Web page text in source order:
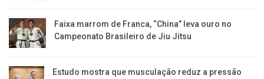
Faixa marrom de Franca, “China” leva ouro no
Campeonato Brasileiro de Jiu Jitsu
Estudo mostra que musculação reduz a pressão